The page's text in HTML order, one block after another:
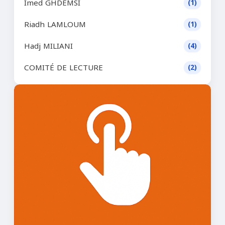
Imed GHDEMSI (1)
Riadh LAMLOUM (1)
Hadj MILIANI (4)
COMITÉ DE LECTURE (2)